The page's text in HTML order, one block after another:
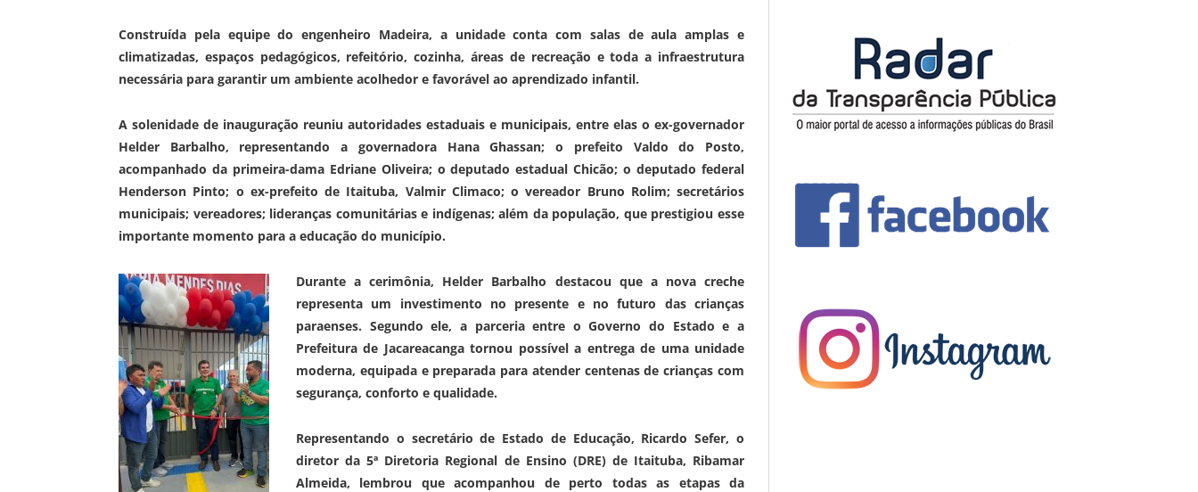
Construída pela equipe do engenheiro Madeira, a unidade conta com salas de aula amplas e
climatizadas, espaços pedagógicos, refeitório, cozinha, áreas de recreação e toda a infraestrutura
necessária para garantir um ambiente acolhedor e favorável ao aprendizado infantil.
A solenidade de inauguração reuniu autoridades estaduais e municipais, entre elas o ex-governador
Helder Barbalho, representando a governadora Hana Ghassan; o prefeito Valdo do Posto,
acompanhado da primeira-dama Edriane Oliveira; o deputado estadual Chicão; o deputado federal
Henderson Pinto; o ex-prefeito de Itaituba, Valmir Climaco; o vereador Bruno Rolim; secretários
municipais; vereadores; lideranças comunitárias e indígenas; além da população, que prestigiou esse
importante momento para a educação do município.
Durante a cerimônia, Helder Barbalho destacou que a nova creche
representa um investimento no presente e no futuro das crianças
paraenses. Segundo ele, a parceria entre o Governo do Estado e a
Prefeitura de Jacareacanga tornou possível a entrega de uma unidade
moderna, equipada e preparada para atender centenas de crianças com
segurança, conforto e qualidade.
Representando o secretário de Estado de Educação, Ricardo Sefer, o
diretor da 5ª Diretoria Regional de Ensino (DRE) de Itaituba, Ribamar
Almeida, lembrou que acompanhou de perto todas as etapas da